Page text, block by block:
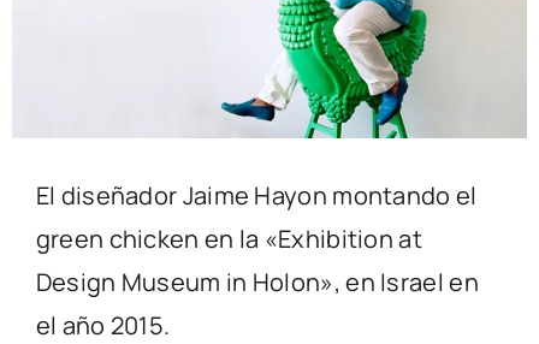
El diseñador Jaime Hayon montando el
green chicken en la «Exhibition at
Design Museum in Holon», en Israel en
el año 2015.